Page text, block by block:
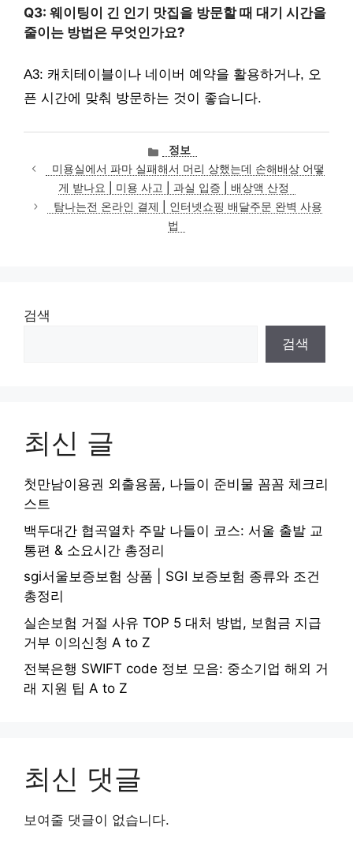
Q3: 웨이팅이 긴 인기 맛집을 방문할 때 대기 시간을
줄이는 방법은 무엇인가요?
A3: 캐치테이블이나 네이버 예약을 활용하거나, 오
픈 시간에 맞춰 방문하는 것이 좋습니다.
카
테
고
리
정보
미용실에서 파마 실패해서 머리 상했는데 손해배상 어떻
게 받나요 | 미용 사고 | 과실 입증 | 배상액 산정
탐나는전 온라인 결제 | 인터넷쇼핑 배달주문 완벽 사용
법
검색
검색
최신 글
첫만남이용권 외출용품, 나들이 준비물 꼼꼼 체크리
스트
백두대간 협곡열차 주말 나들이 코스: 서울 출발 교
통편 & 소요시간 총정리
sgi서울보증보험 상품 | SGI 보증보험 종류와 조건
총정리
실손보험 거절 사유 TOP 5 대처 방법, 보험금 지급
거부 이의신청 A to Z
전북은행 SWIFT code 정보 모음: 중소기업 해외 거
래 지원 팁 A to Z
최신 댓글
보여줄 댓글이 없습니다.